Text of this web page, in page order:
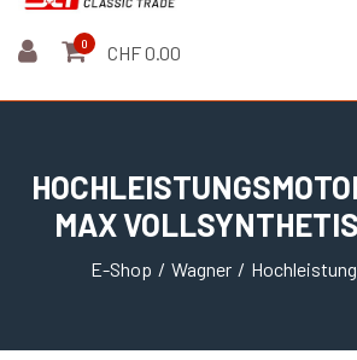
0 CHF 0.00
MAX
E-Shop Wagner